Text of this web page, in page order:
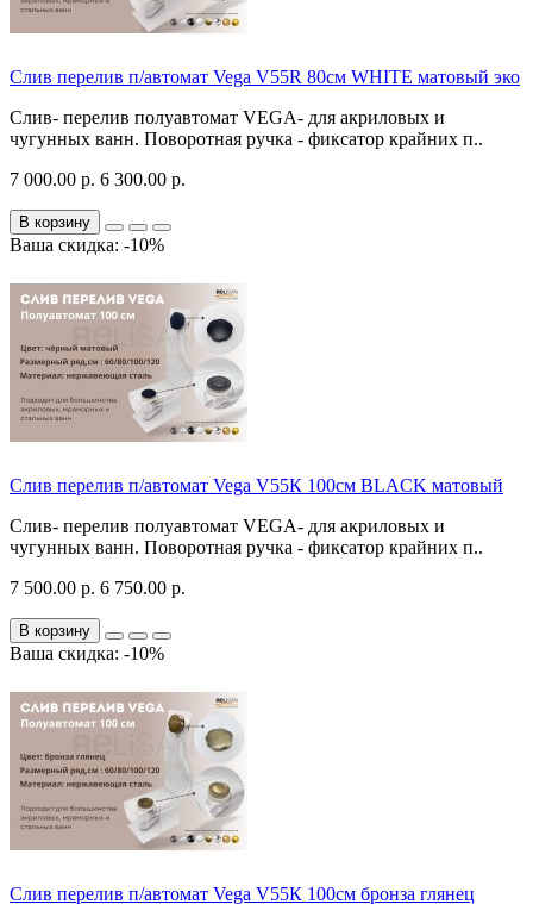
Слив перелив п/автомат Vega V55R 80см WHITE матовый эко
Слив- перелив полуавтомат VEGA- для акриловых и
чугунных ванн. Поворотная ручка - фиксатор крайних п..
7 000.00 р. 6 300.00 р.
В корзину
Ваша скидка: -10%
Слив перелив п/автомат Vega V55К 100см BLACK матовый
Слив- перелив полуавтомат VEGA- для акриловых и
чугунных ванн. Поворотная ручка - фиксатор крайних п..
7 500.00 р. 6 750.00 р.
В корзину
Ваша скидка: -10%
Слив перелив п/автомат Vega V55К 100см бронза глянец